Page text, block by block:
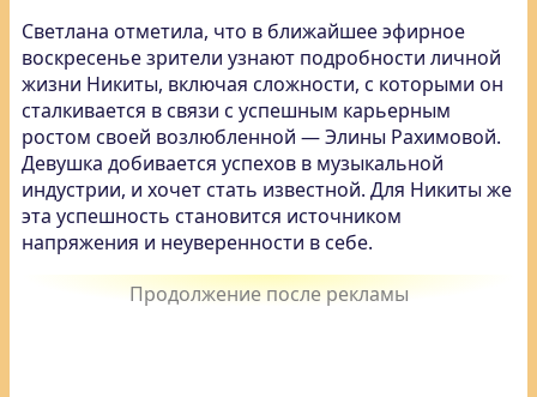
Светлана отметила, что в ближайшее эфирное
воскресенье зрители узнают подробности личной
жизни Никиты, включая сложности, с которыми он
сталкивается в связи с успешным карьерным
ростом своей возлюбленной — Элины Рахимовой.
Девушка добивается успехов в музыкальной
индустрии, и хочет стать известной. Для Никиты же
эта успешность становится источником
напряжения и неуверенности в себе.